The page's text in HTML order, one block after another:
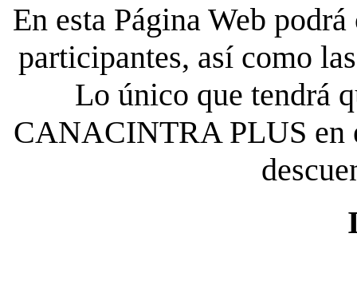
En esta Página Web
participantes, así como
Lo único que tendrá
CANACINTRA PLUS en